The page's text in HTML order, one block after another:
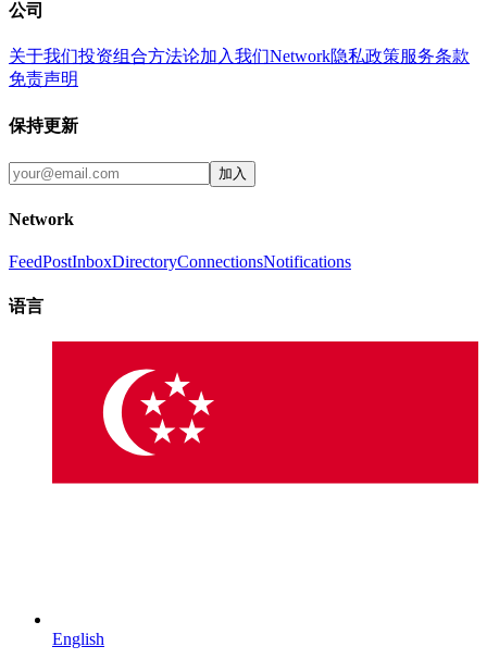
公司
关于我们投资组合方法论加入我们Network隐私政策服务条款
免责声明
保持更新
加入
Network
FeedPostInboxDirectoryConnectionsNotifications
语言
English